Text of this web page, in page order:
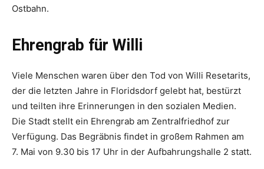
Ostbahn.
Ehrengrab für Willi
Viele Menschen waren über den Tod von Willi Resetarits,
der die letzten Jahre in Floridsdorf gelebt hat, bestürzt
und teilten ­ihre Erinnerungen in den ­sozialen ­Medien.
Die Stadt stellt ein Ehrengrab am Zen­tralfriedhof zur
Verfügung. Das Begräbnis findet in großem Rahmen am
7. Mai von 9.30 bis 17 Uhr in der Aufbahrungshalle 2 statt.